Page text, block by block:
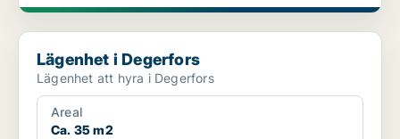
Lägenhet i Degerfors
Lägenhet i Degerfors
Lägenhet att hyra i Degerfors
Areal
Ca. 35 m2